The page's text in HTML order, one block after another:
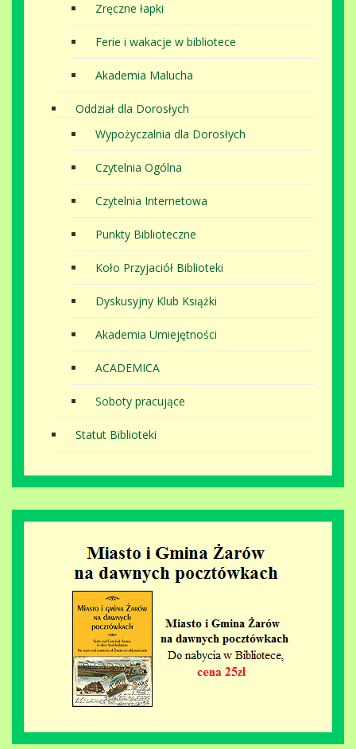
Zręczne łapki
Ferie i wakacje w bibliotece
Akademia Malucha
Oddział dla Dorosłych
Wypożyczalnia dla Dorosłych
Czytelnia Ogólna
Czytelnia Internetowa
Punkty Biblioteczne
Koło Przyjaciół Biblioteki
Dyskusyjny Klub Książki
Akademia Umiejętności
ACADEMICA
Soboty pracujące
Statut Biblioteki